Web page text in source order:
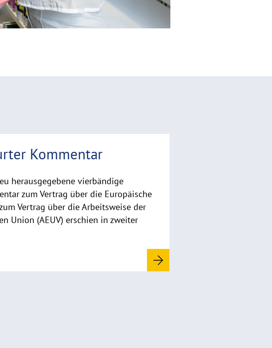
Kommentar
herausgegebene vierbändige
zum Vertrag über die Europäische
Vertrag über die Arbeitsweise der
Union (AEUV) erschien in zweiter